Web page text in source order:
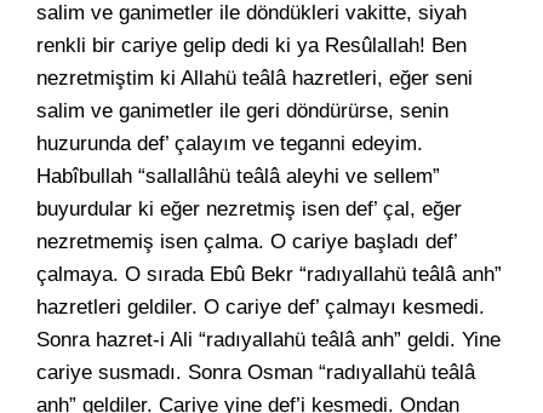
salim ve ganimetler ile döndükleri vakitte, siyah
renkli bir cariye gelip dedi ki ya Resûlallah! Ben
nezretmiştim ki Allahü teâlâ hazretleri, eğer seni
salim ve ganimetler ile geri döndürürse, senin
huzurunda def’ çalayım ve teganni edeyim.
Habîbullah “sallallâhü teâlâ aleyhi ve sellem”
buyurdular ki eğer nezretmiş isen def’ çal, eğer
nezretmemiş isen çalma. O cariye başladı def’
çalmaya. O sırada Ebû Bekr “radıyallahü teâlâ anh”
hazretleri geldiler. O cariye def’ çalmayı kesmedi.
Sonra hazret-i Ali “radıyallahü teâlâ anh” geldi. Yine
cariye susmadı. Sonra Osman “radıyallahü teâlâ
anh” geldiler. Cariye yine def’i kesmedi. Ondan